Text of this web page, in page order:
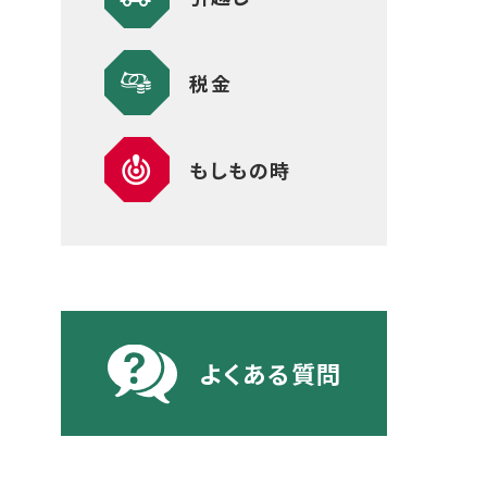
税金
もしもの時
よくある質問